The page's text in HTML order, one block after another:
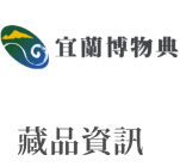
宜蘭博物典
網頁導覽